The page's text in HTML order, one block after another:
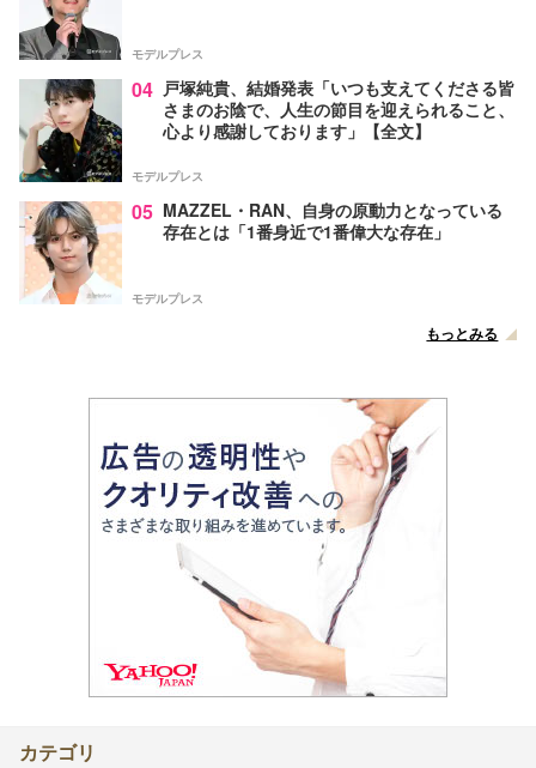
モデルプレス
04 戸塚純貴、結婚発表「いつも支えてくださる皆
さまのお陰で、人生の節目を迎えられること、
心より感謝しております」【全文】
モデルプレス
05 MAZZEL・RAN、自身の原動力となっている
存在とは「1番身近で1番偉大な存在」
モデルプレス
もっとみる
カテゴリ